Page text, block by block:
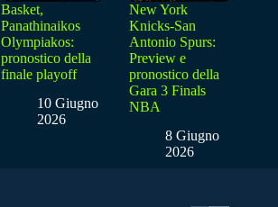
Basket,
Panathinaikos
Olympiakos:
pronostico della
finale playoff
10 Giugno
2026
New York
Knicks-San
Antonio Spurs:
Preview e
pronostico della
Gara 3 Finals
NBA
8 Giugno
2026